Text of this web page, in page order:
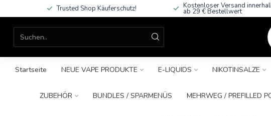
Trusted Shop Käuferschutz! Kostenloser Versand
ab 29 € Bestellwert
Startseite NEUE VAPE PRODUKTE E-LIQUIDS NIKOTINSALZE
ZUBEHÖR BUNDLES / SPARMENÜS MEHRWEG / PREFILLED